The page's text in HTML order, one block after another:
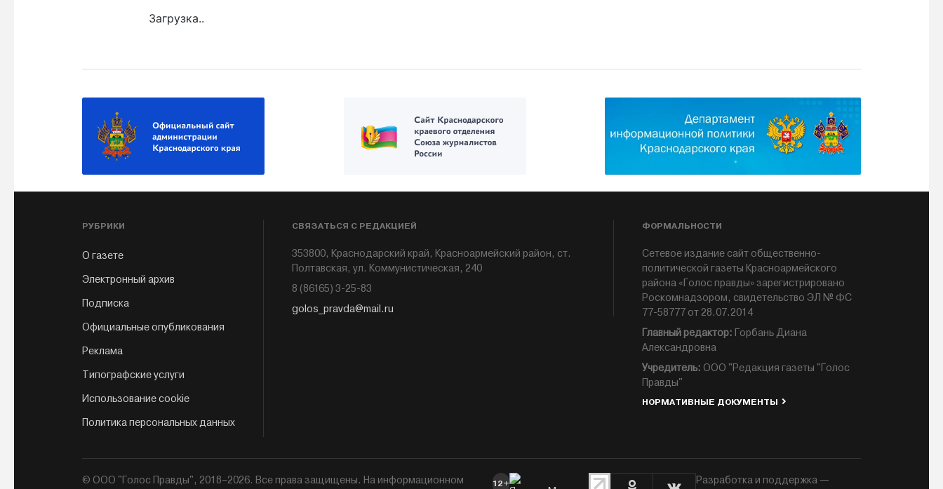
Загрузка..
РУБРИКИ
О газете
Электронный архив
Подписка
Официальные опубликования
Реклама
Типографские услуги
Использование cookie
Политика персональных данных
СВЯЗАТЬСЯ С РЕДАКЦИЕЙ
353800, Краснодарский край, Красноармейский район, ст.
Полтавская, ул. Коммунистическая, 240
8 (86165) 3-25-83
golos_pravda@mail.ru
ФОРМАЛЬНОСТИ
Сетевое издание сайт общественно-
политической газеты Красноармейского
района «Голос правды» зарегистрировано
Роскомнадзором, свидетельство ЭЛ № ФС
77-58777 от 28.07.2014
Главный редактор: Горбань Диана
Александровна
Учредитель: ООО "Редакция газеты "Голос
Правды"
НОРМАТИВНЫЕ ДОКУМЕНТЫ
© ООО "Голос Правды", 2018–2026. Все права защищены. На информационном 12+ Разработка и поддержка —